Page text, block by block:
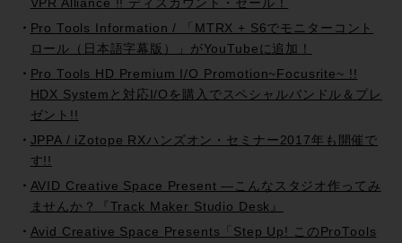
VPR Alliance !! ディスカウント・セール！
Pro Tools Information / 「MTRX + S6でモニターコント
ロール（日本語字幕版）」がYouTubeに追加！
Pro Tools HD Premium I/O Promotion~Focusrite~ !!
HDX Systemと対応I/Oを購入でスペシャルバンドル＆プレ
ゼント!!
JPPA / iZotope RXハンズオン・セミナー2017年も開催で
す!!
AVID Creative Space Present —こんなスタジオ作ってみ
ませんか？『Track Maker Studio Desk』
Avid Creative Space Presents「Step Up! このProTools